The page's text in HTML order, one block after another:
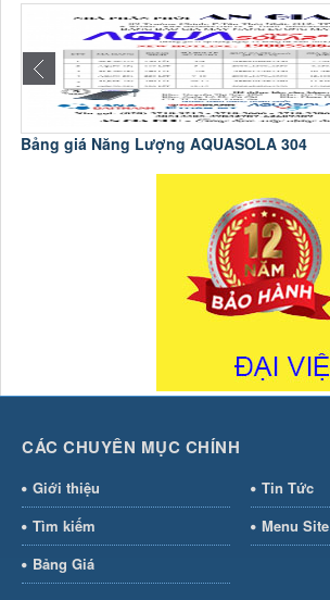
Bảng giá Năng Lượng AQUASOLA 304
CÁC CHUYÊN MỤC CHÍNH
Giới thiệu
Tin Tức
Tìm kiếm
Menu Site
Bảng Giá